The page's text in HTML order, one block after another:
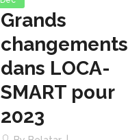
Grands
changements
dans LOCA-
SMART pour
2023